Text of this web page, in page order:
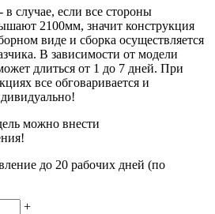
случае, если все стороны
2100мм, значит конструкция
виде и сборка осуществляется
В зависимости от модели
длиться от 1 до 7 дней. При
все обговаривается и
можно внести
до 20 рабочих дней (по
+